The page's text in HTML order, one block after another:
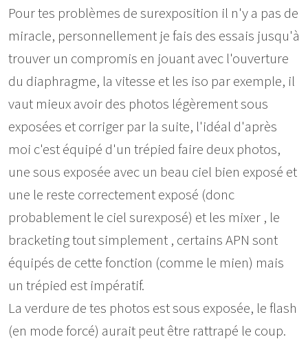
Pour tes problèmes de surexposition il n'y a pas de
miracle, personnellement je fais des essais jusqu'à
trouver un compromis en jouant avec l'ouverture
du diaphragme, la vitesse et les iso par exemple, il
vaut mieux avoir des photos légèrement sous
exposées et corriger par la suite, l'idéal d'après
moi c'est équipé d'un trépied faire deux photos,
une sous exposée avec un beau ciel bien exposé et
une le reste correctement exposé (donc
probablement le ciel surexposé) et les mixer , le
bracketing tout simplement , certains APN sont
équipés de cette fonction (comme le mien) mais
un trépied est impératif.
La verdure de tes photos est sous exposée, le flash
(en mode forcé) aurait peut être rattrapé le coup.